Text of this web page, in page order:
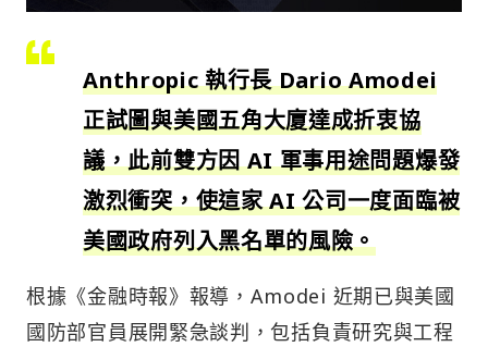
Anthropic 執行長 Dario Amodei
正試圖與美國五角大廈達成折衷協
議，此前雙方因 AI 軍事用途問題爆發
激烈衝突，使這家 AI 公司一度面臨被
美國政府列入黑名單的風險。
根據《金融時報》報導，Amodei 近期已與美國
國防部官員展開緊急談判，包括負責研究與工程